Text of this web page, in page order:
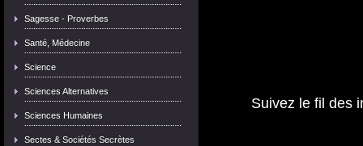
Sagesse - Proverbes
Santé, Médecine
Science
Sciences Alternatives
Sciences Humaines
Sectes & Sociétés Secrètes
Suivez le fil des